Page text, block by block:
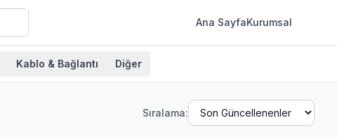
Ana SayfaKurumsal
Kablo & Bağlantı Diğer
Sıralama: